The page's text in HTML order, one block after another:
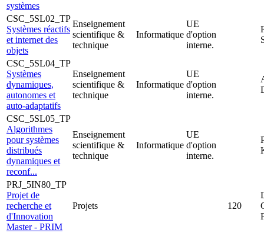
systèmes
CSC_5SL02_TP
Systèmes réactifs
et internet des
objets
Enseignement
scientifique &
technique
Informatique
UE
d'option
interne.
CSC_5SL04_TP
Systèmes
dynamiques,
autonomes et
auto-adaptatifs
Enseignement
scientifique &
technique
Informatique
UE
d'option
interne.
CSC_5SL05_TP
Algorithmes
pour systèmes
distribués
dynamiques et
reconf...
Enseignement
scientifique &
technique
Informatique
UE
d'option
interne.
PRJ_5IN80_TP
Projet de
recherche et
d'Innovation
Master - PRIM
Projets 120